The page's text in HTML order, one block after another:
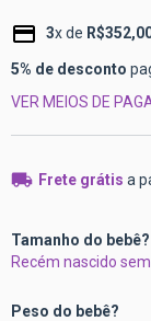
3x de
5% de desconto
VER MEIOS DE
Frete grátis a
Tamanho do bebê?
Recém nascido
Peso do bebê?